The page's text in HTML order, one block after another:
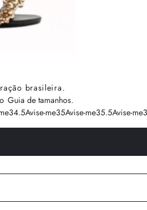
brasileira.
Guia de tamanhos.
34.5Avise-me35Avise-me35.5Avise-me